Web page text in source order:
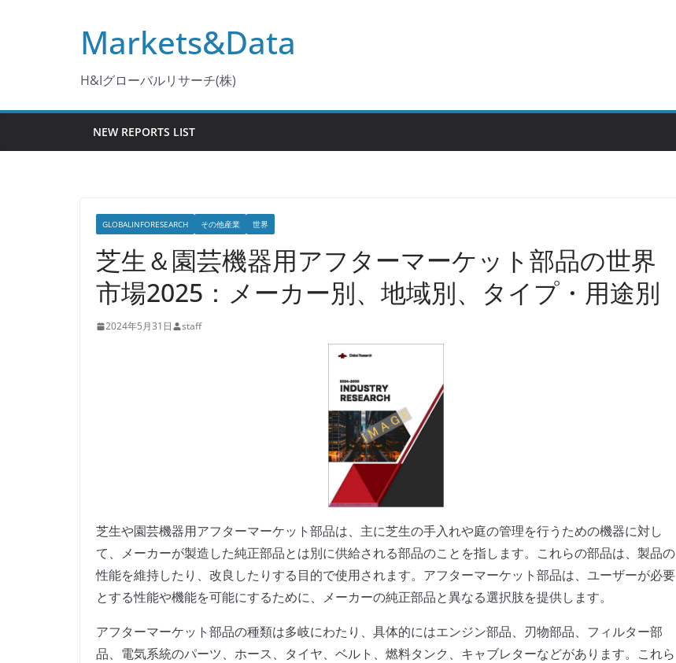
Markets&Data
H&Iグローバルリサーチ(株)
NEW REPORTS LIST
GLOBALINFORESEARCH その他産業 世界
芝生＆園芸機器用アフターマーケット部品の世界
市場2025：メーカー別、地域別、タイプ・用途別
2024年5月31日 staff
芝生や園芸機器用アフターマーケット部品は、主に芝生の手入れや庭の管理を行うための機器に対し
て、メーカーが製造した純正部品とは別に供給される部品のことを指します。これらの部品は、製品の
性能を維持したり、改良したりする目的で使用されます。アフターマーケット部品は、ユーザーが必要
とする性能や機能を可能にするために、メーカーの純正部品と異なる選択肢を提供します。
アフターマーケット部品の種類は多岐にわたり、具体的にはエンジン部品、刃物部品、フィルター部
品、電気系統のパーツ、ホース、タイヤ、ベルト、燃料タンク、キャブレターなどがあります。これら